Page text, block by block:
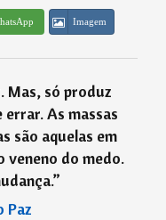
Imagem
Mas, só produz
As massas
são aquelas em
veneno do medo.
”
Paz